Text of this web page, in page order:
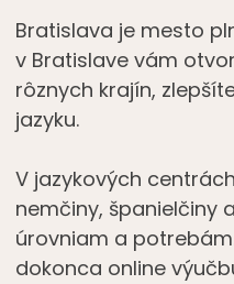
Bratislava je mesto
v Bratislave vám
rôznych krajín,
jazyku.
V jazykových
nemčiny, španielčiny
úrovniam a
dokonca online